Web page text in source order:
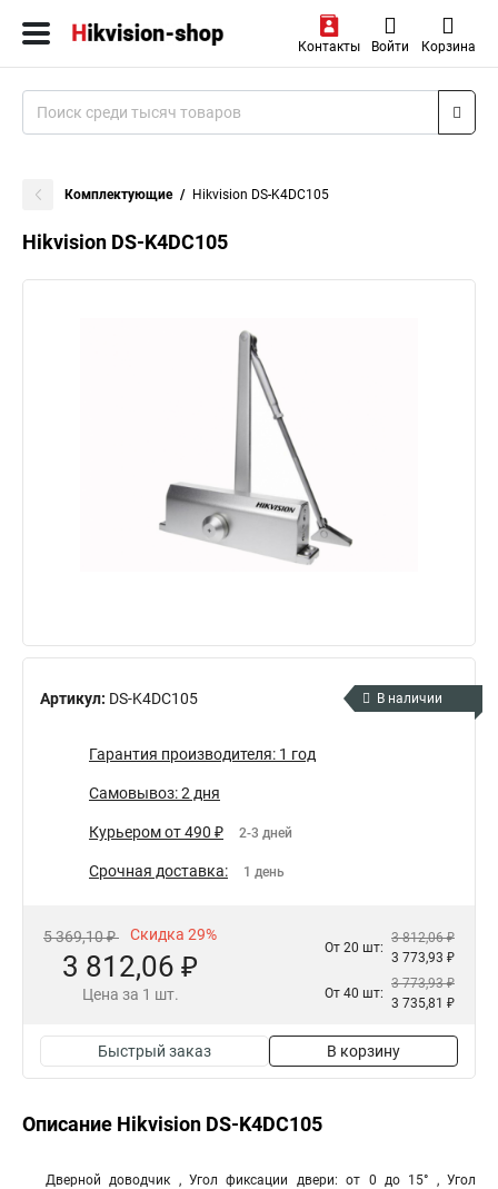
Контакты Войти Корзина
Комплектующие Hikvision DS-K4DC105
Hikvision DS-K4DC105
Артикул: DS-K4DC105 В наличии
Гарантия производителя: 1 год
Самовывоз: 2 дня
Курьером от 490 ₽ 2-3 дней
Срочная доставка: 1 день
5 369,10 ₽ Скидка 29%
3 812,06 ₽
Цена за 1 шт.
От 20 шт:
3 812,06 ₽
3 773,93 ₽
От 40 шт:
3 773,93 ₽
3 735,81 ₽
Быстрый заказ В корзину
Описание Hikvision DS-K4DC105
Дверной доводчик , Угол фиксации двери: от 0 до 15° , Угол